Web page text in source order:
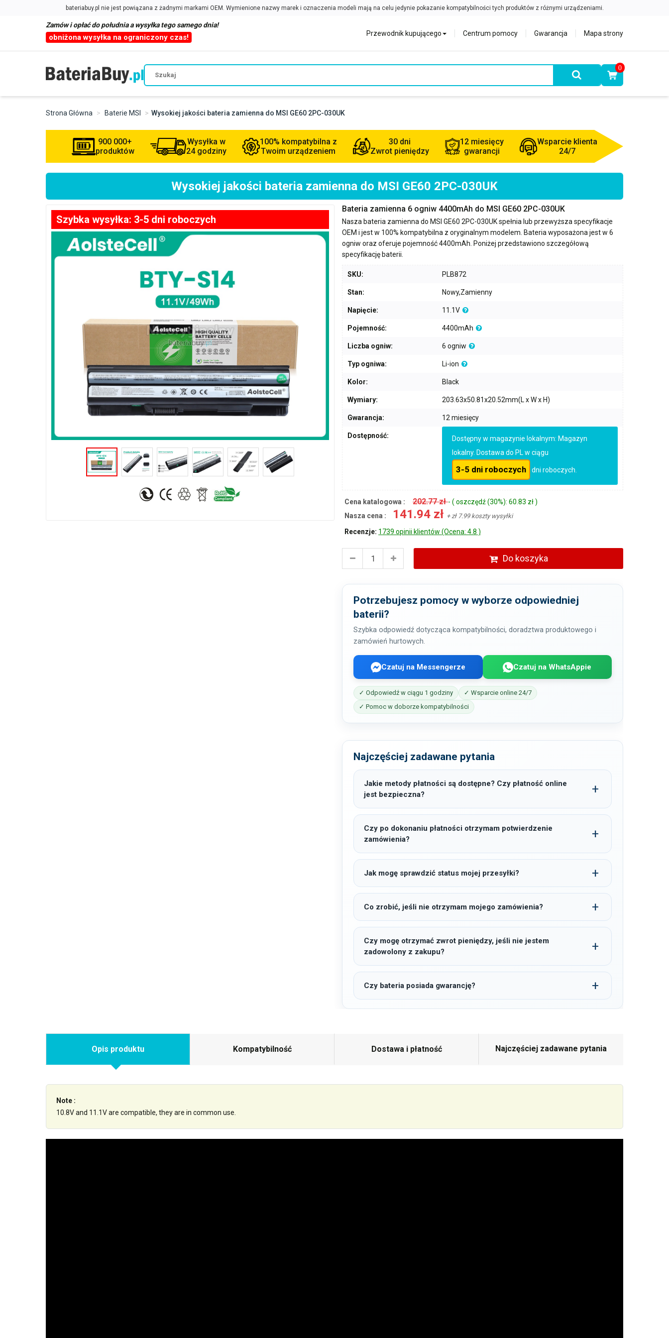
Zamów i opłać do południa a wysyłka tego samego dnia!
obniżona wysyłka na ograniczony czas! Przewodnik kupującego Centrum pomocy Gwarancja Mapa strony
0
Strona Główna Baterie MSI Wysokiej jakości bateria zamienna do MSI GE60 2PC-030UK
900 000+
produktów
Wysyłka w
24 godziny
100% kompatybilna z
Twoim urządzeniem
30 dni
Zwrot pieniędzy
12 miesięcy
gwarancji
Wsparcie klienta
24/7
Wysokiej jakości bateria zamienna do MSI GE60 2PC-030UK
Szybka wysyłka: 3-5 dni roboczych
Bateria zamienna 6 ogniw 4400mAh do MSI GE60 2PC-030UK
Nasza bateria zamienna do MSI GE60 2PC-030UKspełnia lub przewyższa specyfikacje
OEM i jest w 100% kompatybilna z oryginalnym modelem. Bateria wyposażona jest w 6
ogniw oraz oferuje pojemność4400mAh . Poniżej przedstawiono szczegółową
specyfikację baterii.
SKU: PLB872
Stan: Nowy,Zamienny
Napięcie: 11.1V
Pojemność: 4400mAh
Liczba ogniw: 6 ogniw
Typ ogniwa: Li-ion
Kolor: Black
Wymiary: 203.63x50.81x20.52mm(L x W x H)
Gwarancja: 12 miesięcy
Dostępność:
Dostępny w magazynie lokalnym: Magazyn
lokalny. Dostawa do PL w ciągu
3-5 dni roboczych dni roboczych.
Cena katalogowa : 202.77 zł- ( oszczędź (30%): 60.83 zł )
Nasza cena :
141.94 zł + zł 7.99 koszty wysyłki
Recenzje: 1739 opinii klientów (Ocena: 4.8 )
Do koszyka
Potrzebujesz pomocy w wyborze odpowiedniej
baterii?
Szybka odpowiedź dotycząca kompatybilności, doradztwa produktowego i
zamówień hurtowych.
Czatuj na Messengerze Czatuj na WhatsAppie
✓ Odpowiedź w ciągu 1 godziny
✓ Wsparcie online 24/7
✓ Pomoc w doborze kompatybilności
Najczęściej zadawane pytania
Jakie metody płatności są dostępne? Czy płatność online
jest bezpieczna?
Czy po dokonaniu płatności otrzymam potwierdzenie
zamówienia?
Jak mogę sprawdzić status mojej przesyłki?
Co zrobić, jeśli nie otrzymam mojego zamówienia?
Czy mogę otrzymać zwrot pieniędzy, jeśli nie jestem
zadowolony z zakupu?
Czy bateria posiada gwarancję?
Opis produktu Kompatybilność Dostawa i płatność Najczęściej zadawane pytania
Note :
10.8V and 11.1V are compatible, they are in common use.